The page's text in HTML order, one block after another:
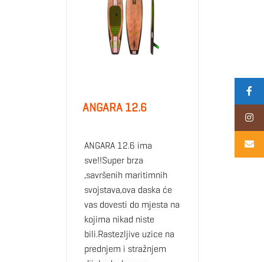
ANGARA 12.6
ANGARA 12.6 ima
sve!!Super brza
,savršenih maritimnih
svojstava,ova daska će
vas dovesti do mjesta na
kojima nikad niste
bili.Rastezljive uzice na
prednjem i stražnjem